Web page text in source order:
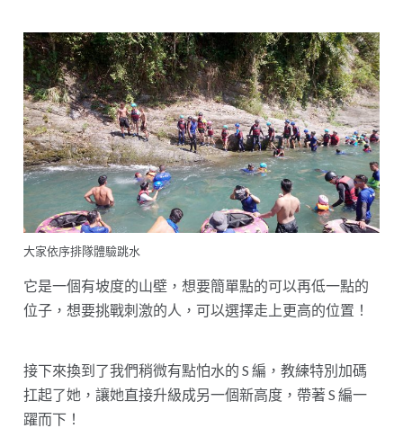
大家依序排隊體驗跳水
它是一個有坡度的山壁，想要簡單點的可以再低一點的
位子，想要挑戰刺激的人，可以選擇走上更高的位置！
接下來換到了我們稍微有點怕水的 S 編，教練特別加碼
扛起了她，讓她直接升級成另一個新高度，帶著 S 編一
躍而下！